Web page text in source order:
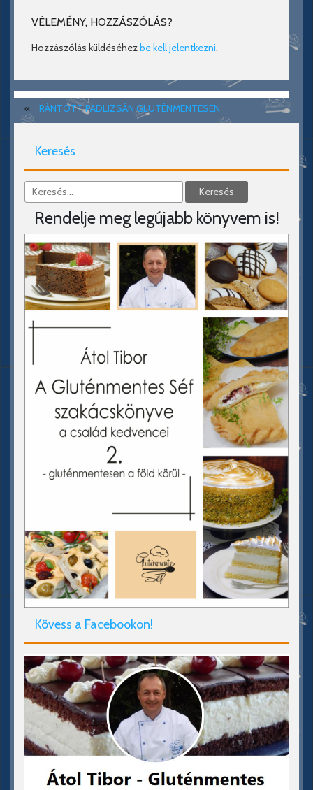
VÉLEMÉNY, HOZZÁSZÓLÁS?
Hozzászólás küldéséhezbe kell jelentkezni.
« RÁNTOTT PADLIZSÁN GLUTÉNMENTESEN
Keresés
Rendelje meg legújabb könyvem is!
Kövess a Facebookon!